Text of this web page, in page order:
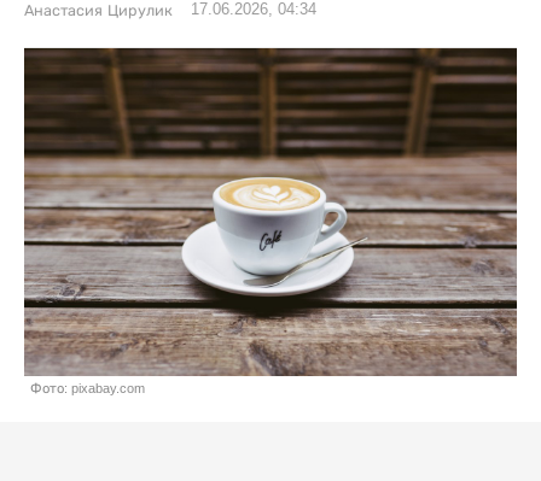
Анастасия Цирулик 17.06.2026, 04:34
Фото: pixabay.com